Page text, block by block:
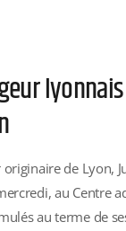
de Lyon,
au Centre
au terme de